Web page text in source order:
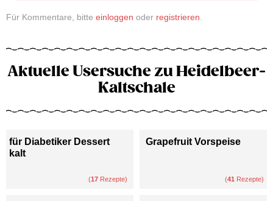
Für Kommentare, bitte einloggen oder registrieren.
Aktuelle Usersuche zu Heidelbeer-
Kaltschale
für Diabetiker Dessert
kalt
(17 Rezepte)
Grapefruit Vorspeise
(41 Rezepte)